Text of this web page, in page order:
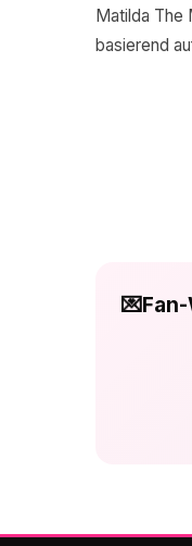
Matilda The
basierend
💌